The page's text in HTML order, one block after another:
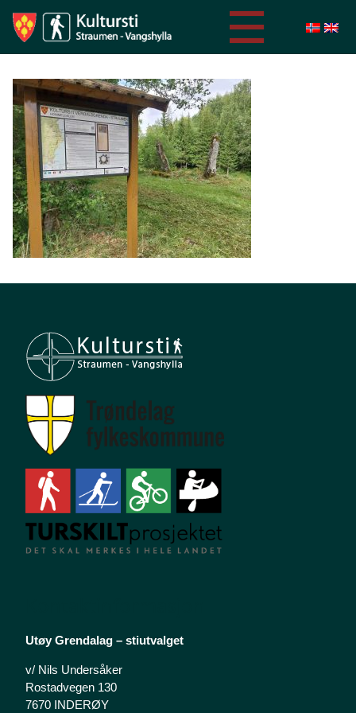
Utøy Grendalag – stiutvalget
v/ Nils Undersåker
Rostadvegen 130
7670 INDERØY